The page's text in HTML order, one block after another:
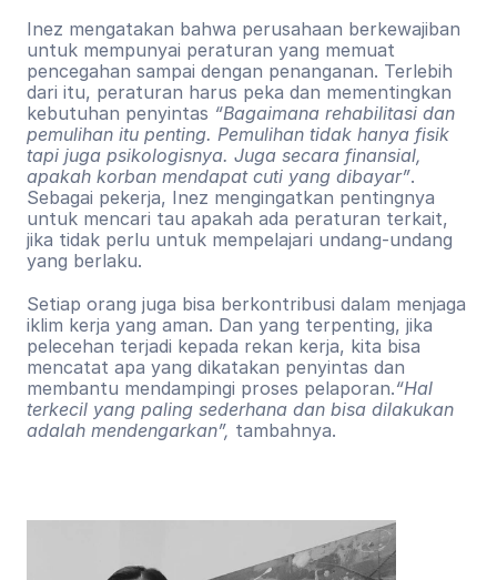
Inez mengatakan bahwa perusahaan berkewajiban
untuk mempunyai peraturan yang memuat
pencegahan sampai dengan penanganan. Terlebih
dari itu, peraturan harus peka dan mementingkan
kebutuhan penyintas “Bagaimana rehabilitasi dan
pemulihan itu penting. Pemulihan tidak hanya fisik
tapi juga psikologisnya. Juga secara finansial,
apakah korban mendapat cuti yang dibayar”.
Sebagai pekerja, Inez mengingatkan pentingnya
untuk mencari tau apakah ada peraturan terkait,
jika tidak perlu untuk mempelajari undang-undang
yang berlaku.
Setiap orang juga bisa berkontribusi dalam menjaga
iklim kerja yang aman. Dan yang terpenting, jika
pelecehan terjadi kepada rekan kerja, kita bisa
mencatat apa yang dikatakan penyintas dan
membantu mendampingi proses pelaporan.“Hal
terkecil yang paling sederhana dan bisa dilakukan
adalah mendengarkan”, tambahnya.